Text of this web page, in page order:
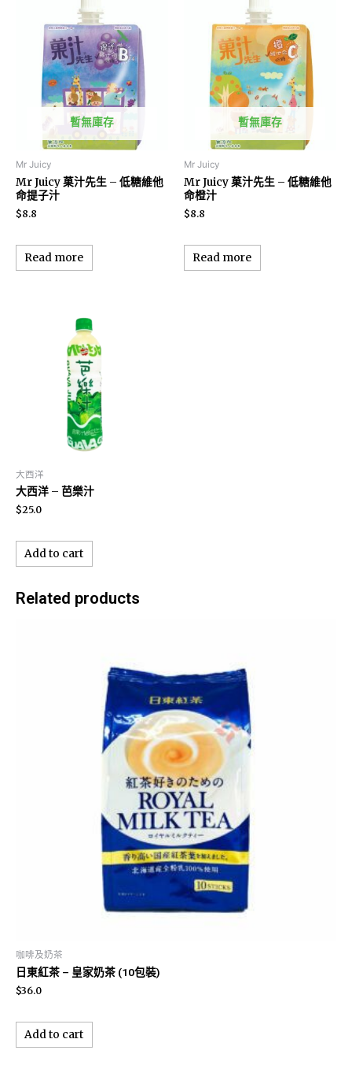
暫無庫存
Mr Juicy
Mr Juicy 菓汁先生 – 低糖維他
命提子汁
$8.8
Read more
暫無庫存
Mr Juicy
Mr Juicy 菓汁先生 – 低糖維他
命橙汁
$8.8
Read more
大西洋
大西洋 – 芭樂汁
$25.0
Add to cart
Related products
咖啡及奶茶
日東紅茶 – 皇家奶茶 (10包裝)
$36.0
Add to cart